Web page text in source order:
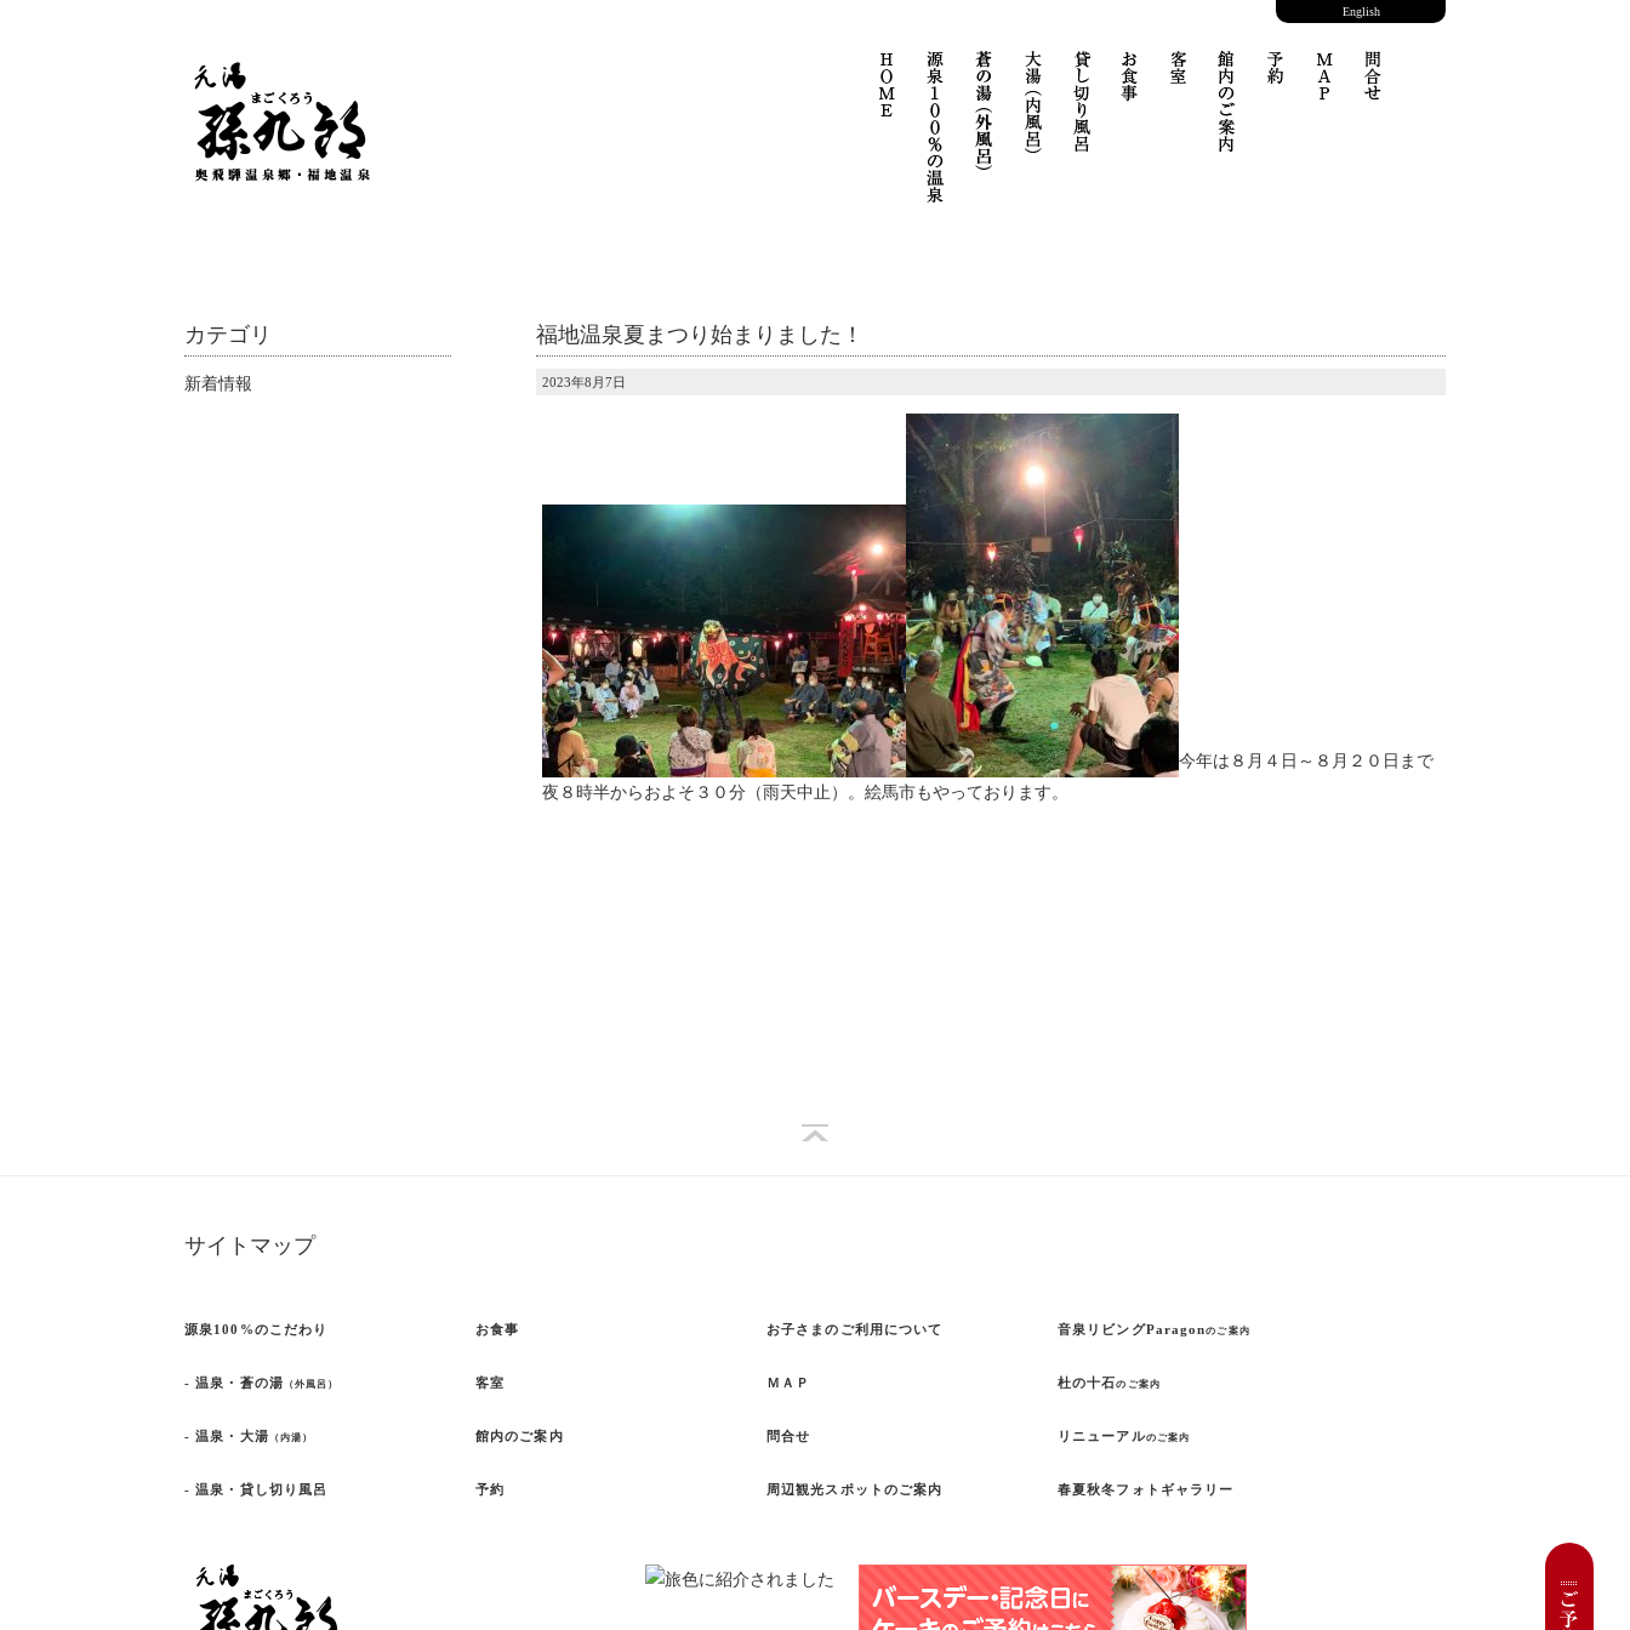
English
カテゴリ
新着情報
福地温泉夏まつり始まりました！
2023年8月7日
今年は８月４日～８月２０日まで
夜８時半からおよそ３０分（雨天中止）。絵馬市もやっております。
サイトマップ
源泉100%のこだわり
- 温泉・蒼の湯 （外風呂）
- 温泉・大湯 （内湯）
- 温泉・貸し切り風呂
お食事
客室
館内のご案内
予約
お子さまのご利用について
ＭＡＰ
問合せ
周辺観光スポットのご案内
音泉リビングParagonのご案内
杜の十石のご案内
リニューアルのご案内
春夏秋冬フォトギャラリー